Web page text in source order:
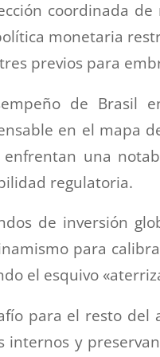
coordinada
monetaria
previos para
de Brasil
en el mapa
enfrentan una
regulatoria.
de inversión
para
el esquivo
para el resto
internos y